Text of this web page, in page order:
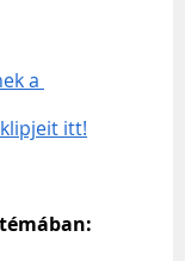
a
itt!